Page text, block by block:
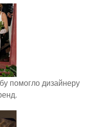
помогло дизайнеру